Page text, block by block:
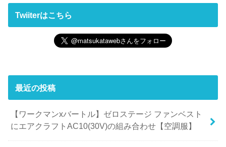
Twiiterはこちら
最近の投稿
【ワークマンxバートル】ゼロステージ ファンベスト
にエアクラフトAC10(30V)の組み合わせ【空調服】